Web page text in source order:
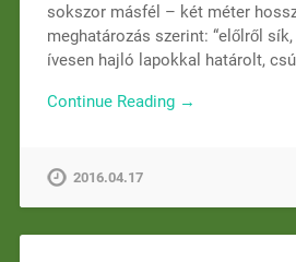
sokszor másfél – két méter
meghatározás szerint: “előlről
ívesen hajló lapokkal határolt,
Continue Reading →
2016.04.17